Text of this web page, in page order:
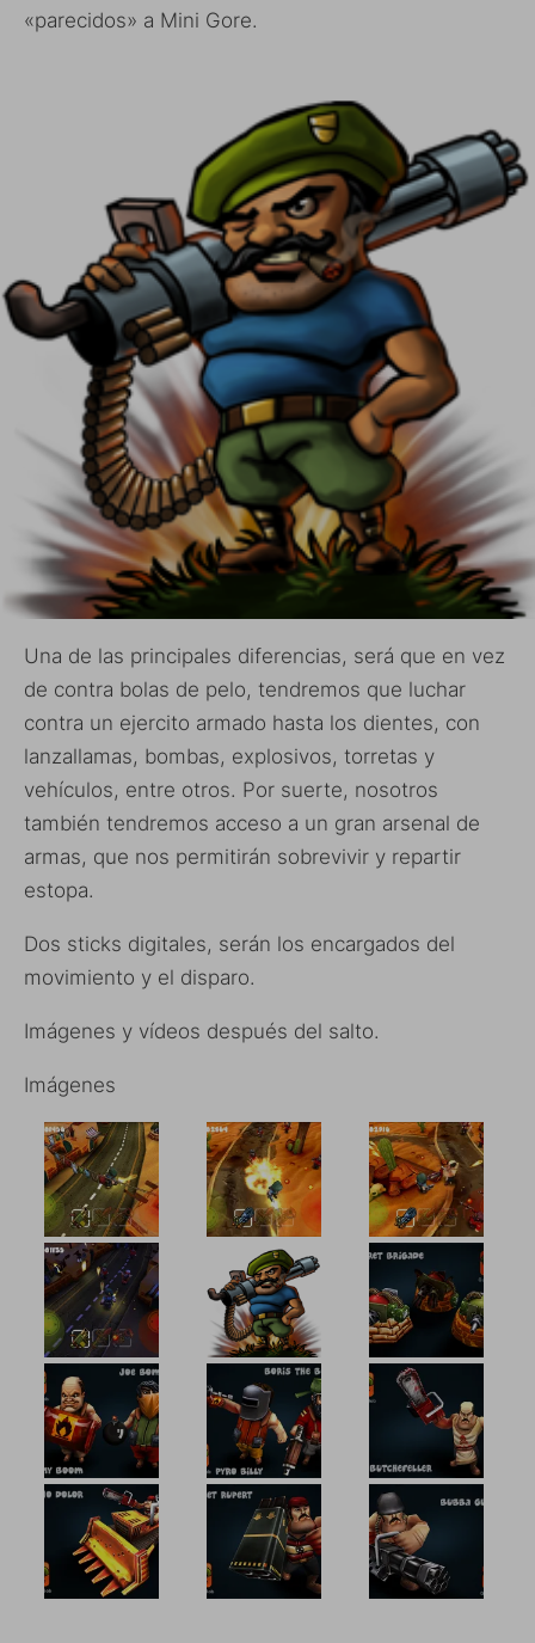
«parecidos» a Mini Gore.
Una de las principales diferencias, será que en vez
de contra bolas de pelo, tendremos que luchar
contra un ejercito armado hasta los dientes, con
lanzallamas, bombas, explosivos, torretas y
vehículos, entre otros. Por suerte, nosotros
también tendremos acceso a un gran arsenal de
armas, que nos permitirán sobrevivir y repartir
estopa.
Dos sticks digitales, serán los encargados del
movimiento y el disparo.
Imágenes y vídeos después del salto.
Imágenes